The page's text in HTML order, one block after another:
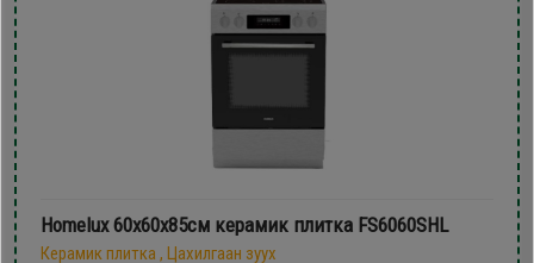
Homelux 60х60х85см керамик плитка FS6060SHL
Керамик плитка , Цахилгаан зуух